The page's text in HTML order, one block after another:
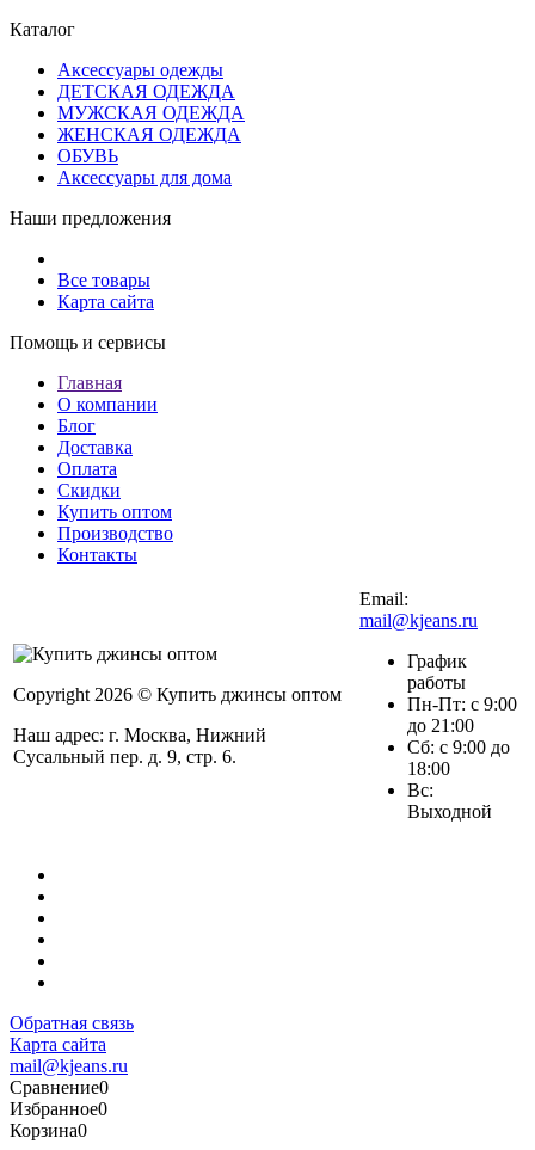
Каталог
Аксессуары одежды
ДЕТСКАЯ ОДЕЖДА
МУЖСКАЯ ОДЕЖДА
ЖЕНСКАЯ ОДЕЖДА
ОБУВЬ
Аксессуары для дома
Наши предложения
Все товары
Карта сайта
Помощь и сервисы
Главная
О компании
Блог
Доставка
Оплата
Скидки
Купить оптом
Производство
Контакты
Copyright 2026 © Купить джинсы оптом
Наш адрес: г. Москва, Нижний
Сусальный пер. д. 9, стр. 6.
Email:
mail@kjeans.ru
График
работы
Пн-Пт: с 9:00
до 21:00
Сб: с 9:00 до
18:00
Вс:
Выходной
Обратная связь
Карта сайта
mail@kjeans.ru
Сравнение0
Избранное0
Корзина0